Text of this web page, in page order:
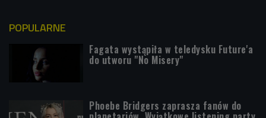
POPULARNE
Fagata wystąpiła w teledysku Future'a
do utworu "No Misery"
Phoebe Bridgers zaprasza fanów do